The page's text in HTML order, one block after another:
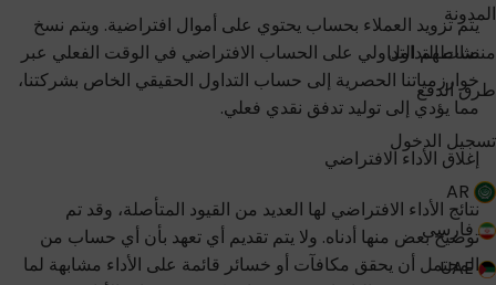
المدونة
منصات التداول
طرق الدفع
تسجيل الدخول
فارسی
UAE
يتم تزويد العملاء بحساب يحتوي على أموال افتراضية. ويتم نسخ
نشاطهم التداولي على الحساب الافتراضي في الوقت الفعلي عبر
خوارزمياتنا الحصرية إلى حساب التداول الحقيقي الخاص بشركتنا،
مما يؤدي إلى توليد تدفق نقدي فعلي.
إغلاق الأداء الافتراضي
نتائج الأداء الافتراضي لها العديد من القيود المتأصلة، وقد تم
توضيح بعض منها أدناه. ولا يتم تقديم أي تعهد بأن أي حساب من
المحتمل أن يحقق مكافآت أو خسائر قائمة على الأداء مشابهة لما